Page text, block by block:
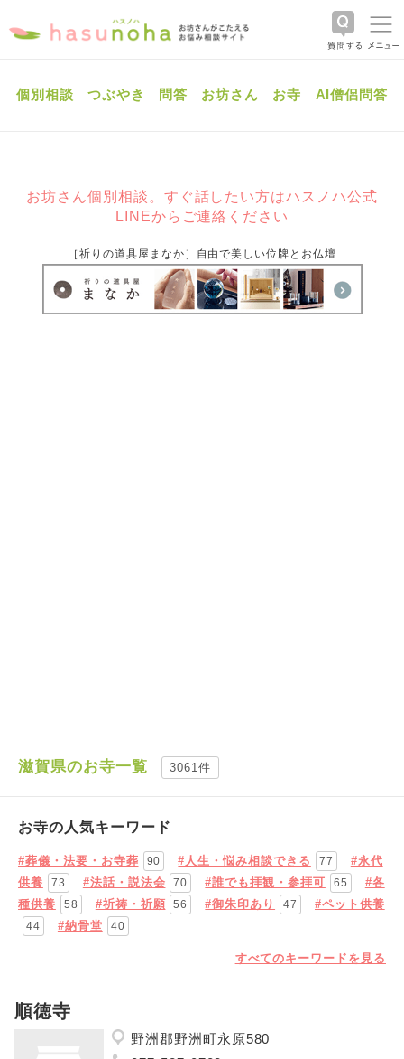
個別相談 つぶやき 問答 お坊さん お寺 AI僧侶問答
お坊さん個別相談。すぐ話したい方はハスノハ公式
LINEからご連絡ください
［祈りの道具屋まなか］自由で美しい位牌とお仏壇
滋賀県のお寺一覧 3061件
お寺の人気キーワード
#葬儀・法要・お寺葬 90 #人生・悩み相談できる 77
#永代
供養
73 #法話・説法会 70 #誰でも拝観・参拝可 65
#各
種供養
58 #祈祷・祈願 56 #御朱印あり 47 #ペット供養
44 #納骨堂 40
すべてのキーワードを見る
順徳寺
野洲郡野洲町永原580